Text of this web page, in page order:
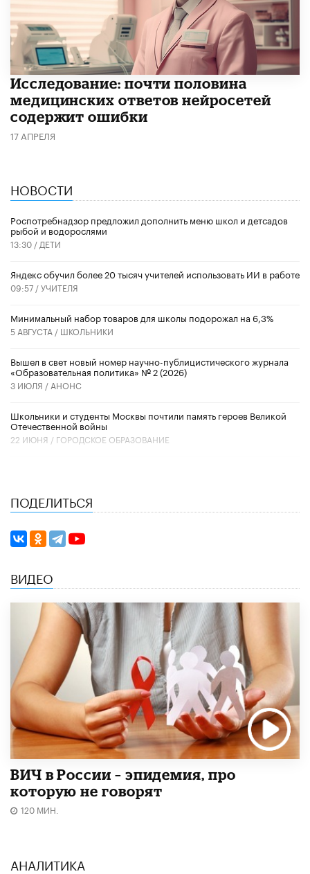
Исследование: почти половина
медицинских ответов нейросетей
содержит ошибки
17 АПРЕЛЯ
НОВОСТИ
Роспотребнадзор предложил дополнить меню школ и детсадов
рыбой и водорослями
13:30 / ДЕТИ
​Яндекс обучил более 20 тысяч учителей использовать ИИ в работе
09:57 /УЧИТЕЛЯ
Минимальный набор товаров для школы подорожал на 6,3%
5 АВГУСТА / ШКОЛЬНИКИ
Вышел в свет новый номер научно-публицистического журнала
«Образовательная политика» № 2 (2026)
3 ИЮЛЯ / АНОНС
Школьники и студенты Москвы почтили память героев Великой
Отечественной войны
22 ИЮНЯ / ГОРОДСКОЕ ОБРАЗОВАНИЕ
ПОДЕЛИТЬСЯ
ВИДЕО
ВИЧ в России – эпидемия, про
которую не говорят
120 МИН.
АНАЛИТИКА